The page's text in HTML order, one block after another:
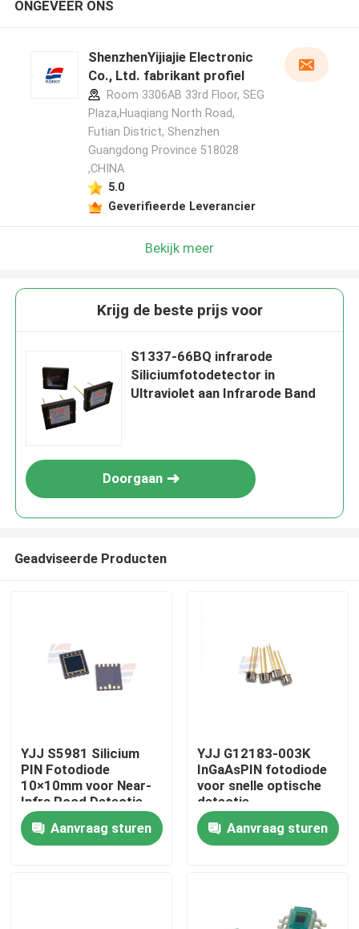
Huis
ONGEVEER ONS
ShenzhenYijiajie Electronic
Co., Ltd. fabrikant profiel
Room 3306AB 33rd Floor, SEG
Plaza,Huaqiang North Road,
Futian District, Shenzhen
Guangdong Province 518028
,CHINA
5.0
Geverifieerde Leverancier
Bekijk meer
Krijg de beste prijs voor
S1337-66BQ infrarode
Siliciumfotodetector in
Ultraviolet aan Infrarode Band
Doorgaan
Geadviseerde Producten
YJJ S5981 Silicium
PIN Fotodiode
10×10mm voor Near-
Infra Rood Detectie
Aanvraag sturen
YJJ G12183-003K
InGaAsPIN fotodiode
voor snelle optische
detectie
Aanvraag sturen